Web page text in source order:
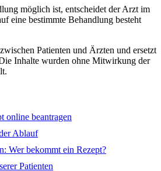
möglich ist, entscheidet der Arzt im
eine bestimmte Behandlung besteht
Patienten und Ärzten und ersetzt
Inhalte wurden ohne Mitwirkung der
online beantragen
Ablauf
Wer bekommt ein Rezept?
Patienten